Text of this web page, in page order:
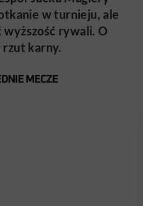
w turnieju, ale
wyższość rywali. O
rzut karny.
MECZE